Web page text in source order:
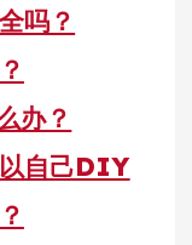
吗？
办？
自己DIY